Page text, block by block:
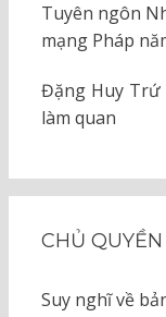
Tuyên ngôn
mạng Pháp
Đặng Huy Trứ
làm quan
CHỦ
Suy nghĩ về